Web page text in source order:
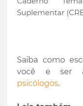
Suplementar
Saiba como
você e ser
psicólogos.